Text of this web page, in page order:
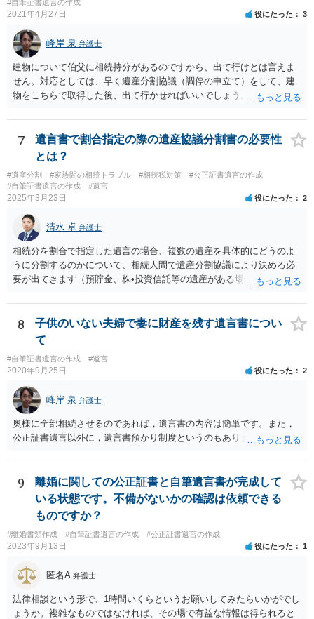
がなかったもの」にすることはできません。 存在をなかったものにす
がありえますが、その予防方法は、遺言者と面談してみないと判断が
難しいです。
#自筆証書遺言の作成
2021年4月27日 役にたった 3
峰岸 泉 弁護士
建物について伯父に相続持分があるのですから、出て行けとは言えま
せん。対応としては、早く遺産分割協議（調停の申立て）をして、建
物をこちらで取得した後、出て行かせればいいでしょう。 建物の固定
っていない部分については請求すればいいと思います。 なお、家賃に
ついては、お父様自身が遺産分割手続をしなかったのですから、あき
らめるしかないと思います。
7
遺言書で割合指定の際の遺産協議分割書の必要性
とは？
#遺産分割 #家族間の相続トラブル #相続税対策
#公正証書遺言の作成
#自筆証書遺言の作成
#遺言
2025年3月23日 役にたった 2
清水 卓 弁護士
相続分を割合で指定した遺言の場合、複数の遺産を具体的にどうのよ
うに分割するのかについて、相続人間で遺産分割協議により決める必
要が出てきます（預貯金、株•投資信託等の遺産がある場合に、どの遺
投資信託は他の相続人にというような分け方をするのか等について
は、相続人間で遺産分割協議により決める必要があります）。
8
子供のいない夫婦で妻に財産を残す遺言書につい
て
#自筆証書遺言の作成 #遺言
2020年9月25日 役にたった 2
峰岸 泉 弁護士
奥様に全部相続させるのであれば，遺言書の内容は簡単です。また，
公正証書遺言以外に，遺言書預かり制度というのもあります。
9
離婚に関しての公正証書と自筆遺言書が完成して
いる状態です。不備がないかの確認は依頼できる
ものですか？
#離婚書類作成 #自筆証書遺言の作成 #公正証書遺言の作成
2023年9月13日 役にたった 1
匿名A 弁護士
法律相談という形で、1時間いくらというお願いしてみたらいかがでし
ょうか。複雑なものではなければ、その場で有益な情報は得られると